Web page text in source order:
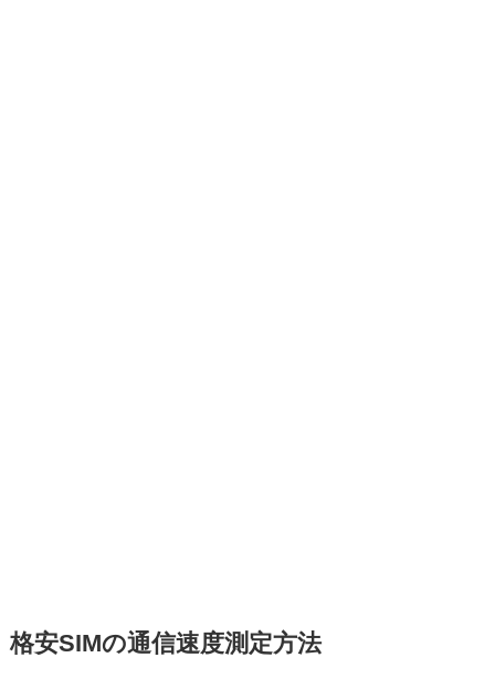
格安SIMの通信速度測定方法